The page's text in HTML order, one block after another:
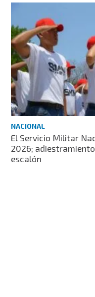
NACIONAL
El Servicio Militar
2026;
escalón